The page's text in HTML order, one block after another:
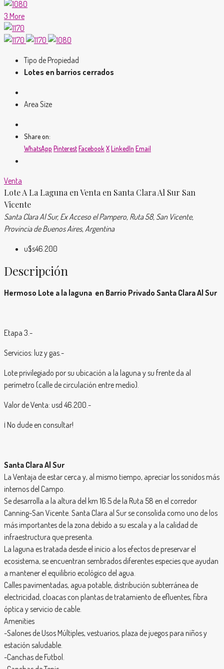
3 More
Tipo de Propiedad
Lotes en barrios cerrados
Area Size
Share on:
WhatsApp PinterestFacebook XLinkedIn Email
Venta
Lote A La Laguna en Venta en Santa Clara Al Sur San
Vicente
Santa Clara Al Sur, Ex Acceso el Pampero, Ruta 58, San Vicente,
Provincia de Buenos Aires, Argentina
u$s46.200
Descripción
Hermoso Lote a la laguna en Barrio Privado Santa Clara Al Sur
Etapa 3.-
Servicios: luz y gas.-
Lote privilegiado por su ubicación a la laguna y su frente da al
perímetro (calle de circulación entre medio).
Valor de Venta: usd 46.200.-
¡ No dude en consultar!
Santa Clara Al Sur
La Ventaja de estar cerca y, al mismo tiempo, apreciar los sonidos más
internos del Campo.
Se desarrolla a la altura del km 16.5 de la Ruta 58 en el corredor
Canning-San Vicente. Santa Clara al Sur se consolida como uno de los
más importantes de la zona debido a su escala y a la calidad de
infraestructura que presenta.
La laguna es tratada desde el inicio a los efectos de preservar el
ecosistema, se encuentran sembrados diferentes especies que ayudan
a mantener el equilibrio ecológico del agua.
Calles pavimentadas, agua potable, distribución subterránea de
electricidad, cloacas con plantas de tratamiento de efluentes, fibra
óptica y servicio de cable.
Amenities
-Salones de Usos Múltiples, vestuarios, plaza de juegos para niños y
estación saludable.
-Canchas de Futbol.